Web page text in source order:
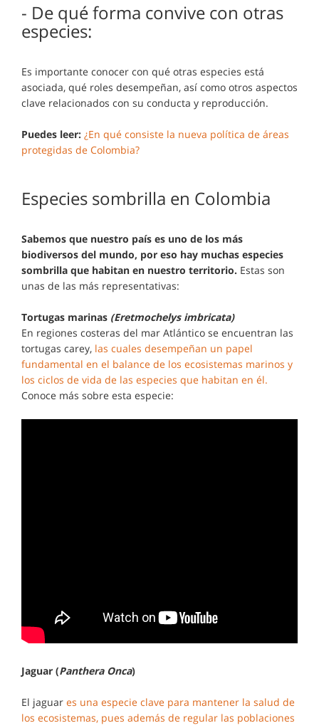
- De qué forma convive con otras
especies:
Es importante conocer con qué otras especies está
asociada, qué roles desempeñan, así como otros aspectos
clave relacionados con su conducta y reproducción.
Puedes leer: ¿En qué consiste la nueva política de áreas
protegidas de Colombia?
Especies sombrilla en Colombia
Sabemos que nuestro país es uno de los más
biodiversos del mundo, por eso hay muchas especies
sombrilla que habitan en nuestro territorio. Estas son
unas de las más representativas:
Tortugas marinas (Eretmochelys imbricata)
En regiones costeras del mar Atlántico se encuentran las
tortugas carey, las cuales desempeñan un papel
fundamental en el balance de los ecosistemas marinos y
los ciclos de vida de las especies que habitan en él.
Conoce más sobre esta especie:
Jaguar (Panthera Onca)
El jaguar es una especie clave para mantener la salud de
los ecosistemas, pues además de regular las poblaciones